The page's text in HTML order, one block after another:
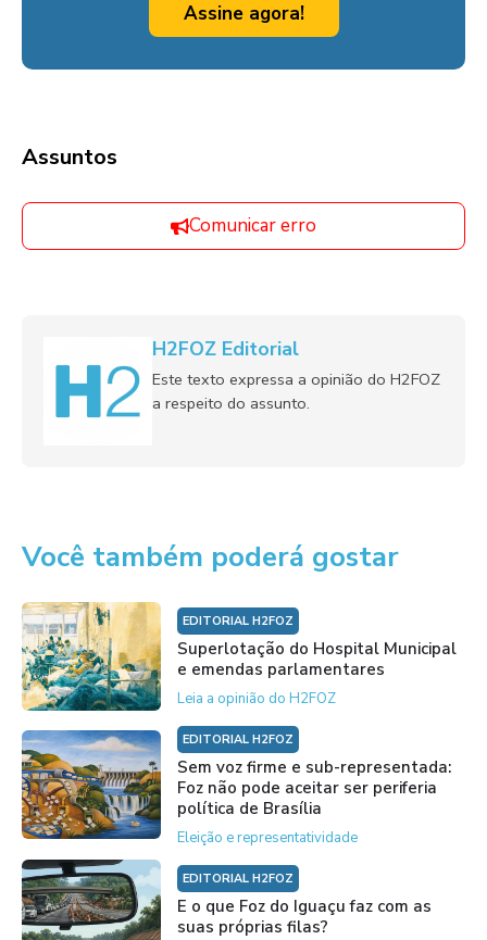
Assine agora!
Assuntos
Comunicar erro
H2FOZ Editorial
Este texto expressa a opinião do H2FOZ
a respeito do assunto.
Você também poderá gostar
EDITORIAL H2FOZ
Superlotação do Hospital Municipal
e emendas parlamentares
Leia a opinião do H2FOZ
EDITORIAL H2FOZ
Sem voz firme e sub-representada:
Foz não pode aceitar ser periferia
política de Brasília
Eleição e representatividade
EDITORIAL H2FOZ
E o que Foz do Iguaçu faz com as
suas próprias filas?